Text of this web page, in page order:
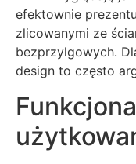
efektownie
zlicowanymi ze
bezprzylgowych.
design to często